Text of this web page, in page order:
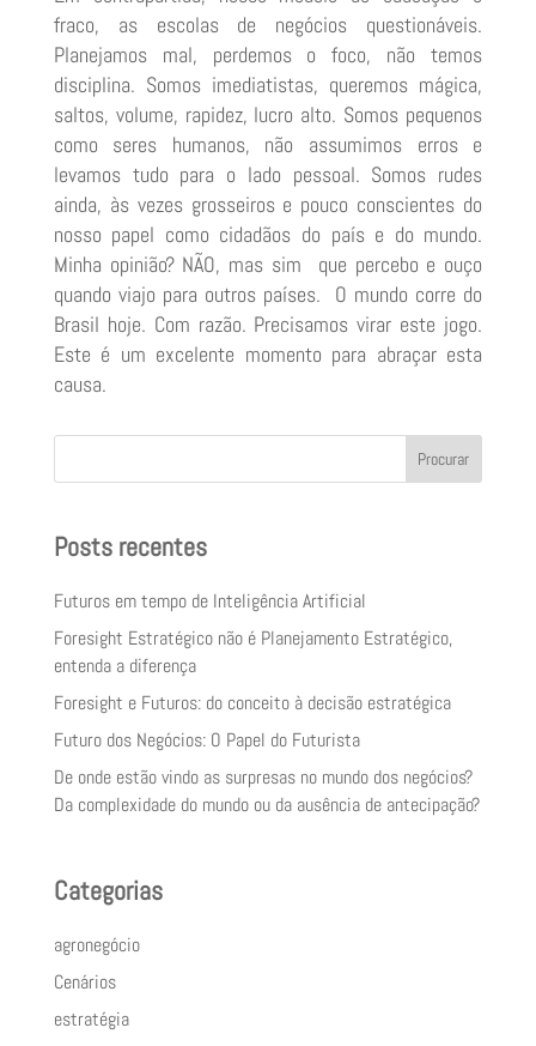
fraco, as escolas de negócios questionáveis.
Planejamos mal, perdemos o foco, não temos
disciplina. Somos imediatistas, queremos mágica,
saltos, volume, rapidez, lucro alto. Somos pequenos
como seres humanos, não assumimos erros e
levamos tudo para o lado pessoal. Somos rudes
ainda, às vezes grosseiros e pouco conscientes do
nosso papel como cidadãos do país e do mundo.
Minha opinião? NÃO, mas sim que percebo e ouço
quando viajo para outros países. O mundo corre do
Brasil hoje. Com razão. Precisamos virar este jogo.
Este é um excelente momento para abraçar esta
causa.
Procurar
Posts recentes
Futuros em tempo de Inteligência Artificial
Foresight Estratégico não é Planejamento Estratégico,
entenda a diferença
Foresight e Futuros: do conceito à decisão estratégica
Futuro dos Negócios: O Papel do Futurista
De onde estão vindo as surpresas no mundo dos negócios?
Da complexidade do mundo ou da ausência de antecipação?
Categorias
agronegócio
Cenários
estratégia